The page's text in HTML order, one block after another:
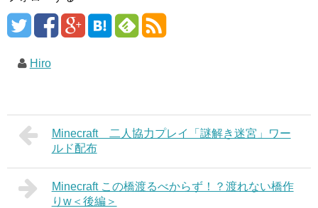
Hiro
Minecraft 二人協力プレイ「謎解き迷宮」ワー
ルド配布
Minecraft この橋渡るべからず！？渡れない橋作
りw＜後編＞